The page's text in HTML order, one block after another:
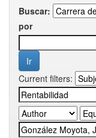
Buscar:
por
Current filters: